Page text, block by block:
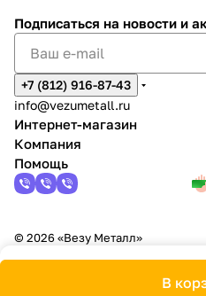
В
Подписаться на новости и
+7 (812) 916-87-43
info@vezumetall.ru
Интернет-магазин
Компания
Помощь
© 2026 «Везу Металл»